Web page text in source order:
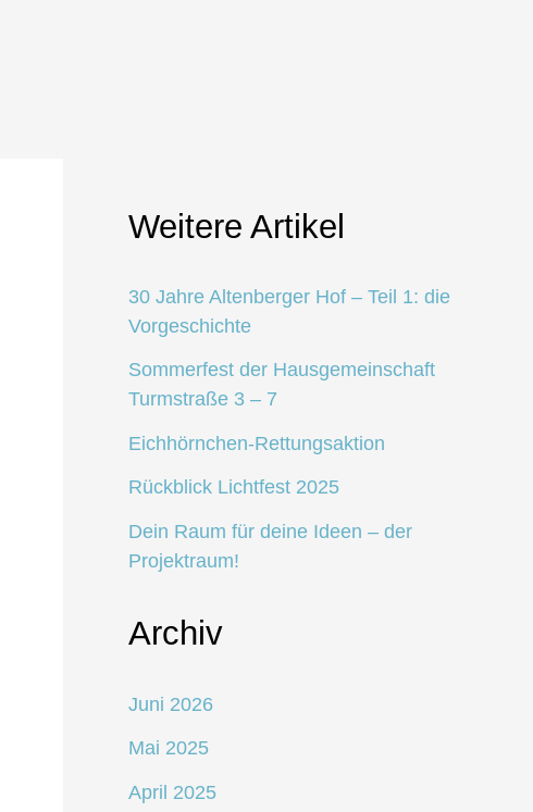
Weitere Artikel
30 Jahre Altenberger Hof – Teil 1: die
Vorgeschichte
Sommerfest der Hausgemeinschaft
Turmstraße 3 – 7
Eichhörnchen-Rettungsaktion
Rückblick Lichtfest 2025
Dein Raum für deine Ideen – der
Projektraum!
Archiv
Juni 2026
Mai 2025
April 2025